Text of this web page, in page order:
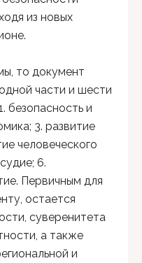
из новых
то документ
части и шести
безопасность и
3. развитие
человеческого
6.
Первичным для
остается
суверенитета
а также
и